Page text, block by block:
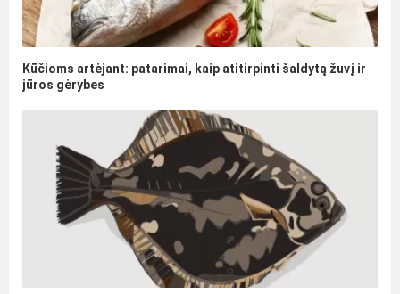
Kūčioms artėjant: patarimai, kaip atitirpinti šaldytą žuvį ir
jūros gėrybes